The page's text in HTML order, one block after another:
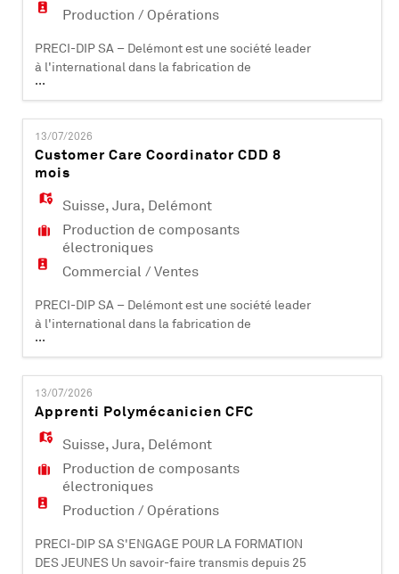
Production / Opérations
PRECI-DIP SA – Delémont est une société leader
à l'international dans la fabrication de
composants électroniques (contacts et
connecteurs). Certifiée ISO 9001, ISO 14001, EN
9100 et IATF 16949, elle compte plus de 500
collaborateurs et est active dans les domaines
industriels, aéronautiques, automobiles,
médicaux et informatiques. PRECI-DIP SA dév
...
13/07/2026
Customer Care Coordinator CDD 8
mois
Suisse,Jura, Delémont
Production de composants
électroniques
Commercial / Ventes
PRECI-DIP SA – Delémont est une société leader
à l'international dans la fabrication de
composants électroniques (contacts et
connecteurs). Certifiée ISO 9001, ISO 14001, EN
9100 et IATF 16949, elle compte plus de 500
collaborateurs et est active dans les domaines
industriels, aéronautiques, automobiles,
médicaux et informatiques. PRECI-DIP SA dév
...
13/07/2026
Apprenti Polymécanicien CFC
Suisse,Jura, Delémont
Production de composants
électroniques
Production / Opérations
PRECI-DIP SA S'ENGAGE POUR LA FORMATION
DES JEUNES Un savoir-faire transmis depuis 25